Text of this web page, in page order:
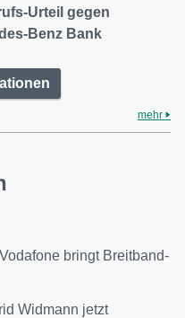
Urteil gegen
Benz Bank
mehr
bringt Breitband-
Widmann jetzt